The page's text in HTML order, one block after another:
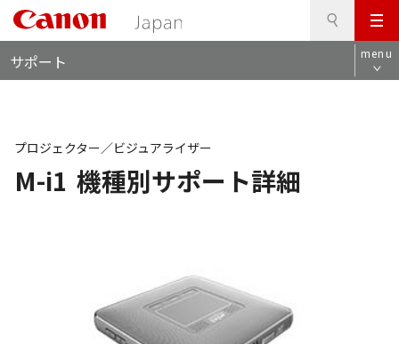
メ
ニ
ュ
サポート menu
M-i1 機種別サポート詳細
プロジェクター／ビジュアライザー